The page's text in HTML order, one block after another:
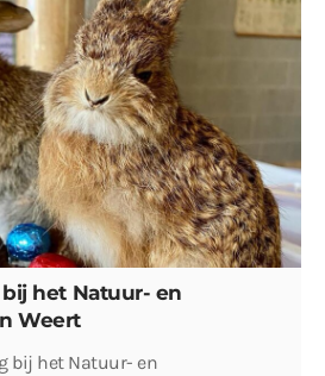
het Natuur- en
Weert
bij het Natuur- en